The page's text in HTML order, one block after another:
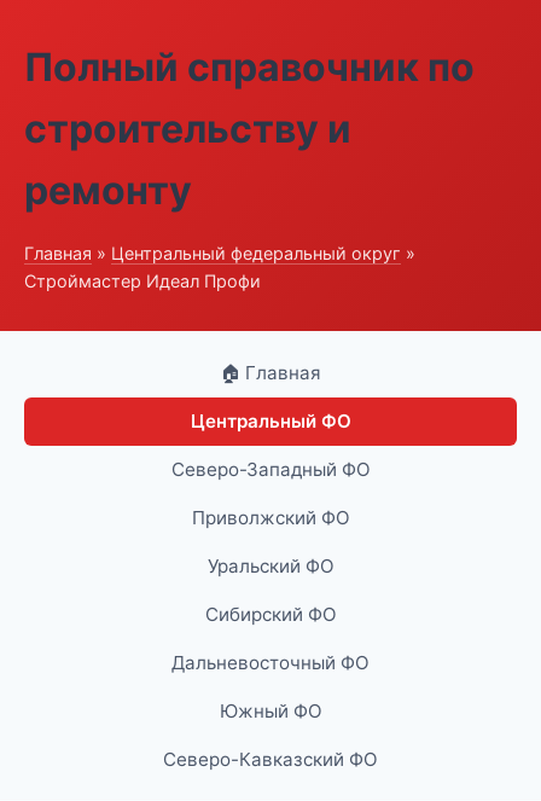
Полный справочник по
строительству и
ремонту
Главная » Центральный федеральный округ »
Строймастер Идеал Профи
🏠 Главная
Центральный ФО
Северо-Западный ФО
Приволжский ФО
Уральский ФО
Сибирский ФО
Дальневосточный ФО
Южный ФО
Северо-Кавказский ФО